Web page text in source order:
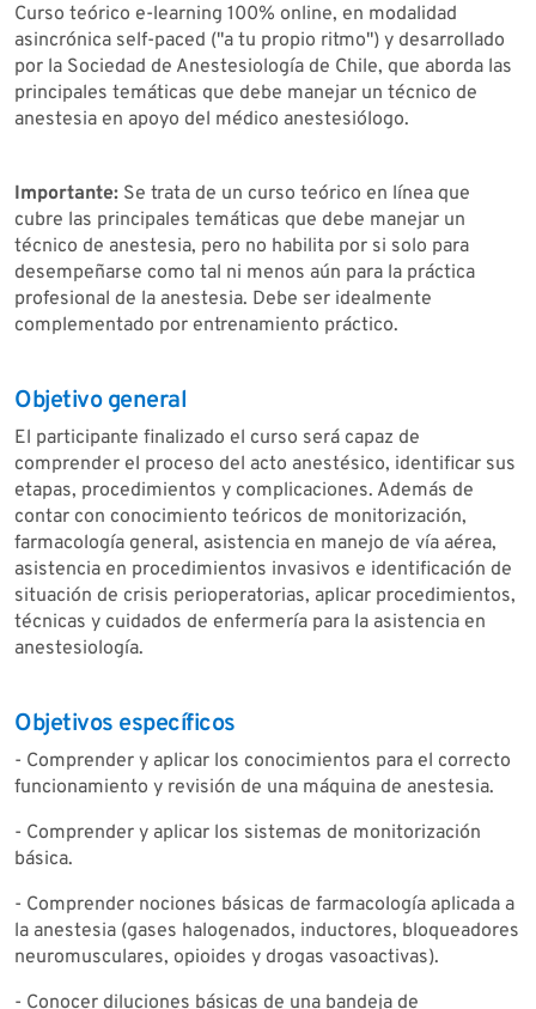
Curso teórico e-learning 100% online, en modalidad
asincrónica self-paced ("a tu propio ritmo") y desarrollado
por la Sociedad de Anestesiología de Chile, que aborda las
principales temáticas que debe manejar un técnico de
anestesia en apoyo del médico anestesiólogo.
Importante: Se trata de un curso teórico en línea que
cubre las principales temáticas que debe manejar un
técnico de anestesia, pero no habilita por si solo para
desempeñarse como tal ni menos aún para la práctica
profesional de la anestesia. Debe ser idealmente
complementado por entrenamiento práctico.
Objetivo general
El participante finalizado el curso será capaz de
comprender el proceso del acto anestésico, identificar sus
etapas, procedimientos y complicaciones. Además de
contar con conocimiento teóricos de monitorización,
farmacología general, asistencia en manejo de vía aérea,
asistencia en procedimientos invasivos e identificación de
situación de crisis perioperatorias, aplicar procedimientos,
técnicas y cuidados de enfermería para la asistencia en
anestesiología.
Objetivos específicos
- Comprender y aplicar los conocimientos para el correcto
funcionamiento y revisión de una máquina de anestesia.
- Comprender y aplicar los sistemas de monitorización
básica.
- Comprender nociones básicas de farmacología aplicada a
la anestesia (gases halogenados, inductores, bloqueadores
neuromusculares, opioides y drogas vasoactivas).
- Conocer diluciones básicas de una bandeja de